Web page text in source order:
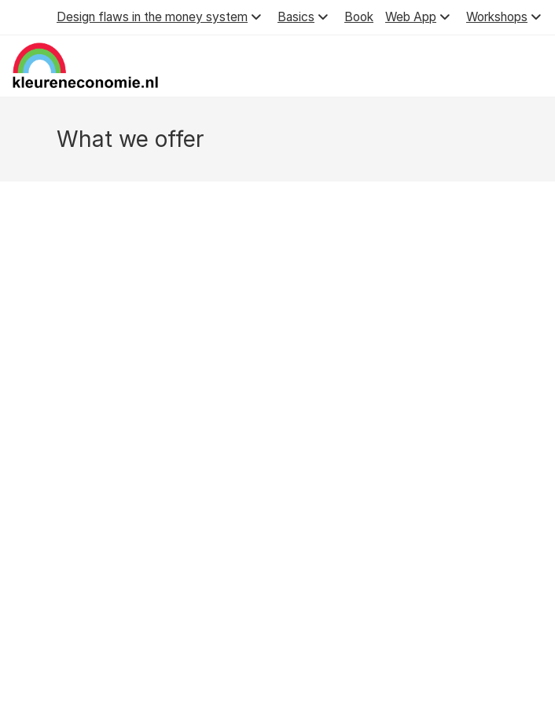
content
Design flaws in the money system Basics Book Web App Workshops
What we offer